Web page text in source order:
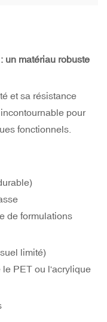
un matériau robuste
et sa résistance
pour
fonctionnels.
de formulations
limité)
le PET ou l'acrylique